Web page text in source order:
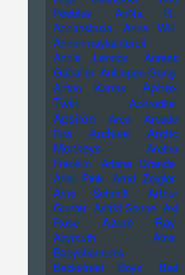
Peebles
AnNa R.
Annahstasia
Anne Will
Annenmaykantereit
Annie Lennox
Anreas
Gabalier Antilopen Gang
Anton Karras
Aphex
Twin
Aphrodite
Apsilon Arca
Arcade
Fire
Archive
Arctic
Monkeys
Aretha
Franklin
Ariana Grande
Ariel Pink
Arnd Zeigler
Arno Schmitt
Arthur
Gunter Astrid Sonne Axl
Rose
Azure Ray
Azymuth
Ätna
Babyshambles
Backstreet Boys
Bad